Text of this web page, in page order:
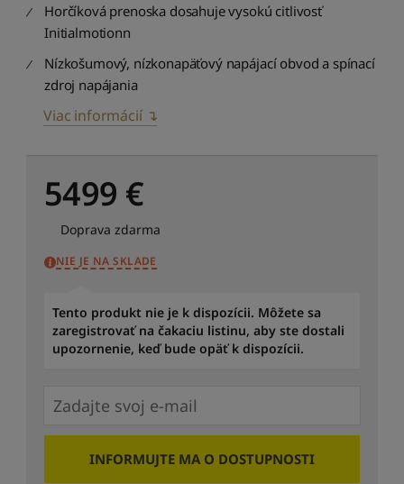
Horčíková prenoska dosahuje vysokú citlivosť
Initialmotionn
Nízkošumový, nízkonapäťový napájací obvod a spínací
zdroj napájania
Viac informácií ↴
5499 €
Doprava zdarma
NIE JE NA SKLADE
Tento produkt nie je k dispozícii. Môžete sa
zaregistrovať na čakaciu listinu, aby ste dostali
upozornenie, keď bude opäť k dispozícii.
INFORMUJTE MA O DOSTUPNOSTI